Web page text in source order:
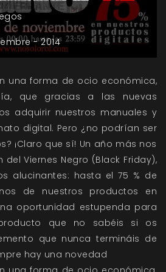
-2014
una forma de ocio económica,
que gracias a las nuevas
adquirir nuestros manuales y
digital. Pero ¿no podrían ser
¡Claro que sí! Un año más nos
Viernes Negro (Black Friday),
alucinantes: hasta el 75 % de
de nuestros productos en
oportunidad estupenda para
que no sabéis si os
que nunca termináis de
hay una novedad